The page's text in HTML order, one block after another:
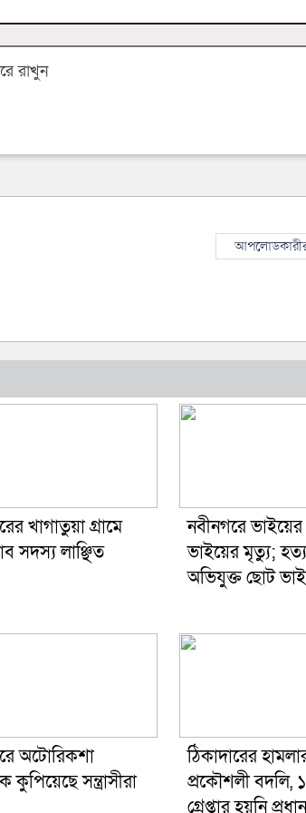
রাখুন
খাগাতুয়া গ্রামে
সদস্য লাঞ্ছিত
নবীনগরে
ভাইয়ের মৃত্যু;
অভিযুক্ত ছোট
অটোরিকশা
কুপিয়েছে সন্ত্রাসীরা
ঠিকাদারের
প্রকৌশলী বদলি,
গ্রেপ্তার হয়নি